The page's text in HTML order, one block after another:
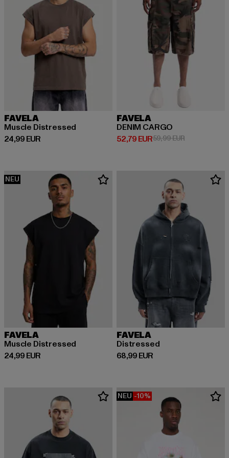
FAVELA
Muscle Distressed
24,99 EUR
Derzeitiger Preis: 24,99 EUR
FAVELA
DENIM CARGO
52,79 EUR
Derzeitiger Preis: 52,79 EUR
59,99 EURAktionspreis:
NEU
FAVELA
Muscle Distressed
24,99 EUR
Derzeitiger Preis: 24,99 EUR
FAVELA
Distressed
68,99 EUR
Derzeitiger Preis: 68,99 EUR
NEU -10%